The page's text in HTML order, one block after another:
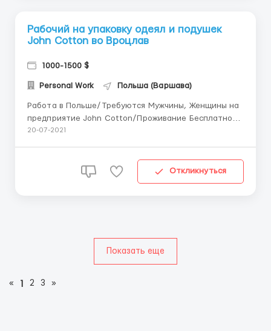
Рабочий на упаковку одеял и подушек
John Cotton во Вроцлав
1000-1500 $
Personal Work Польша (Варшава)
Работа в Польше/Требуются Мужчины, Женщины на
предприятие John Cotton/Проживание Бесплатно/
Ставка 14,60 zl netto/Работа в Польше
ночные смены +20% к ставке выходные дни + 100% к
20-07-2021
Откликнуться
Показать еще
« 2 3 »